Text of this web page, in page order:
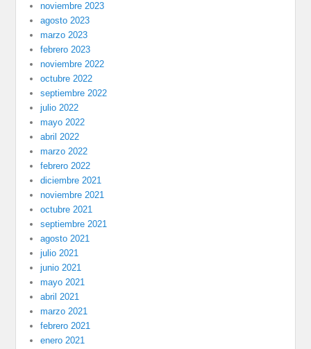
noviembre 2023
agosto 2023
marzo 2023
febrero 2023
noviembre 2022
octubre 2022
septiembre 2022
julio 2022
mayo 2022
abril 2022
marzo 2022
febrero 2022
diciembre 2021
noviembre 2021
octubre 2021
septiembre 2021
agosto 2021
julio 2021
junio 2021
mayo 2021
abril 2021
marzo 2021
febrero 2021
enero 2021